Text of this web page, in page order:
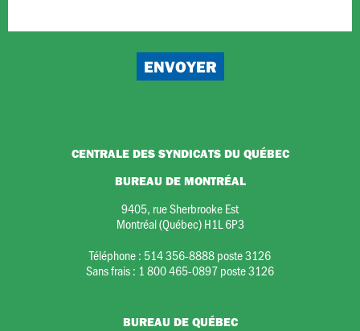
CENTRALE DES SYNDICATS DU QUÉBEC
BUREAU DE MONTRÉAL
9405, rue Sherbrooke Est
Montréal (Québec) H1L 6P3
Téléphone : 514 356-8888 poste 3126
Sans frais : 1 800 465-0897 poste 3126
BUREAU DE QUÉBEC